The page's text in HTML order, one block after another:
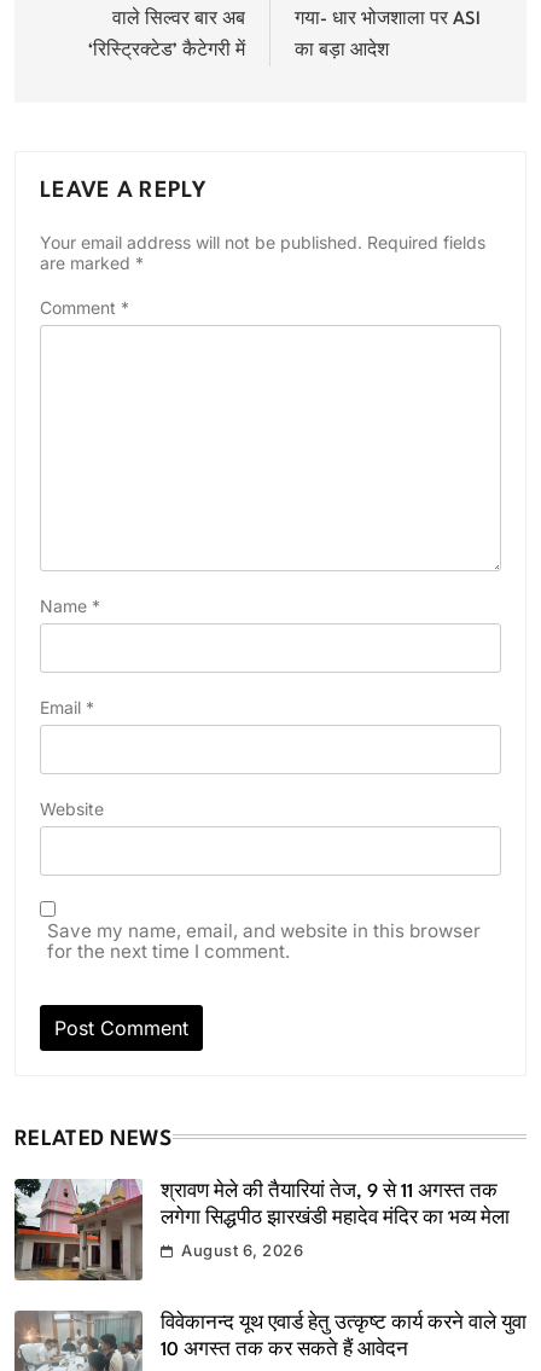
वाले सिल्वर बार अब
‘रिस्ट्रिक्टेड’ कैटेगरी में
गया- धार भोजशाला पर ASI
का बड़ा आदेश
LEAVE A REPLY
Your email address will not be published. Required fields
are marked *
Comment *
Name *
Email *
Website
Save my name, email, and website in this browser
for the next time I comment.
RELATED NEWS
श्रावण मेले की तैयारियां तेज, 9 से 11 अगस्त तक
लगेगा सिद्धपीठ झारखंडी महादेव मंदिर का भव्य मेला
August 6, 2026
विवेकानन्द यूथ एवार्ड हेतु उत्कृष्ट कार्य करने वाले युवा
10 अगस्त तक कर सकते हैं आवेदन